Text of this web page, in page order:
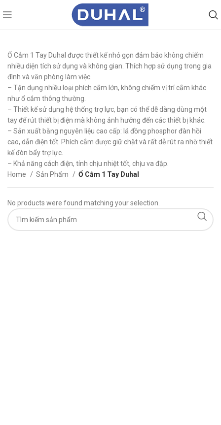
Ổ Cắm 1 Tay Duhal được thiết kế nhỏ gọn đảm bảo không chiếm
nhiều diện tích sử dụng và không gian. Thích hợp sử dụng trong gia
đình và văn phòng làm việc.
– Tận dụng nhiều loại phích cắm lớn, không chiếm vị trí cắm khác
như ổ cắm thông thường.
– Thiết kế sử dụng hệ thống trợ lực, bạn có thể dễ dàng dùng một
tay để rút thiết bị điện mà không ảnh hưởng đến các thiết bị khác.
– Sản xuất bằng nguyên liệu cao cấp: lá đồng phosphor đàn hồi
cao, dẫn điện tốt. Phích cắm được giữ chặt và rất dễ rút ra nhờ thiết
kế đòn bẩy trợ lực.
– Khả năng cách điện, tính chịu nhiệt tốt, chịu va đập.
Home
Sản Phẩm Ổ Cắm 1 Tay Duhal
No products were found matching your selection.